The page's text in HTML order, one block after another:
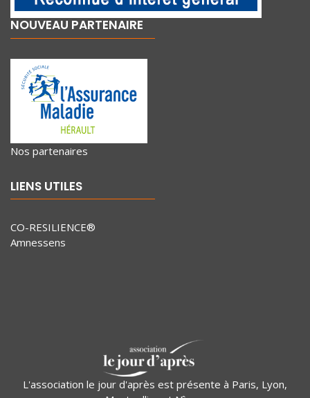
NOUVEAU PARTENAIRE
Nos partenaires
LIENS UTILES
CO-RESILIENCE®
Amnessens
L'association le jour d'après est présente à Paris, Lyon,